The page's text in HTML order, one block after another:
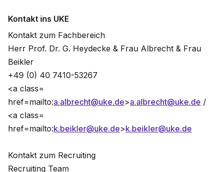
Kontakt ins UKE
Kontakt zum Fachbereich
Herr Prof. Dr. G. Heydecke & Frau Albrecht & Frau
Beikler
+49 (0) 40 7410-53267
<a class=
href=mailto:a.albrecht@uke.de>a.albrecht@uke.de /
<a class=
href=mailto:k.beikler@uke.de>k.beikler@uke.de
Kontakt zum Recruiting
Recruiting Team